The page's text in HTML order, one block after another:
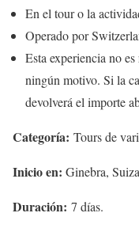
En el tour o la
Operado por
Esta experiencia no
ningún motivo. Si la
devolverá el importe
Categoría: Tours de
Inicio en: Ginebra,
Duración: 7 días.